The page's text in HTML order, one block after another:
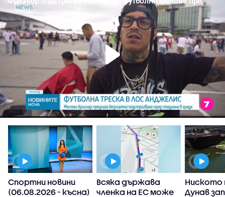
Спортни новини
(06.08.2026 - късна)
Всяка държава
членка на ЕС може
Ниското
Дунав